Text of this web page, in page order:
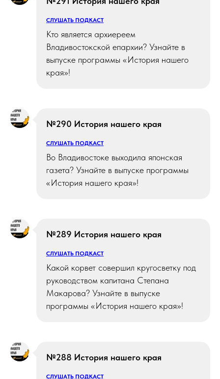
СЛУШАТЬ ПОДКАСТ
Кто является архиереем
Владивостокской епархии? Узнайте в
выпуске программы «История нашего
края»!
№290 История нашего края
СЛУШАТЬ ПОДКАСТ
Во Владивостоке выходила японская
газета? Узнайте в выпуске программы
«История нашего края»!
№289 История нашего края
СЛУШАТЬ ПОДКАСТ
Какой корвет совершил кругосветку под
руководством капитана Степана
Макарова? Узнайте в выпуске
программы «История нашего края»!
№288 История нашего края
СЛУШАТЬ ПОДКАСТ